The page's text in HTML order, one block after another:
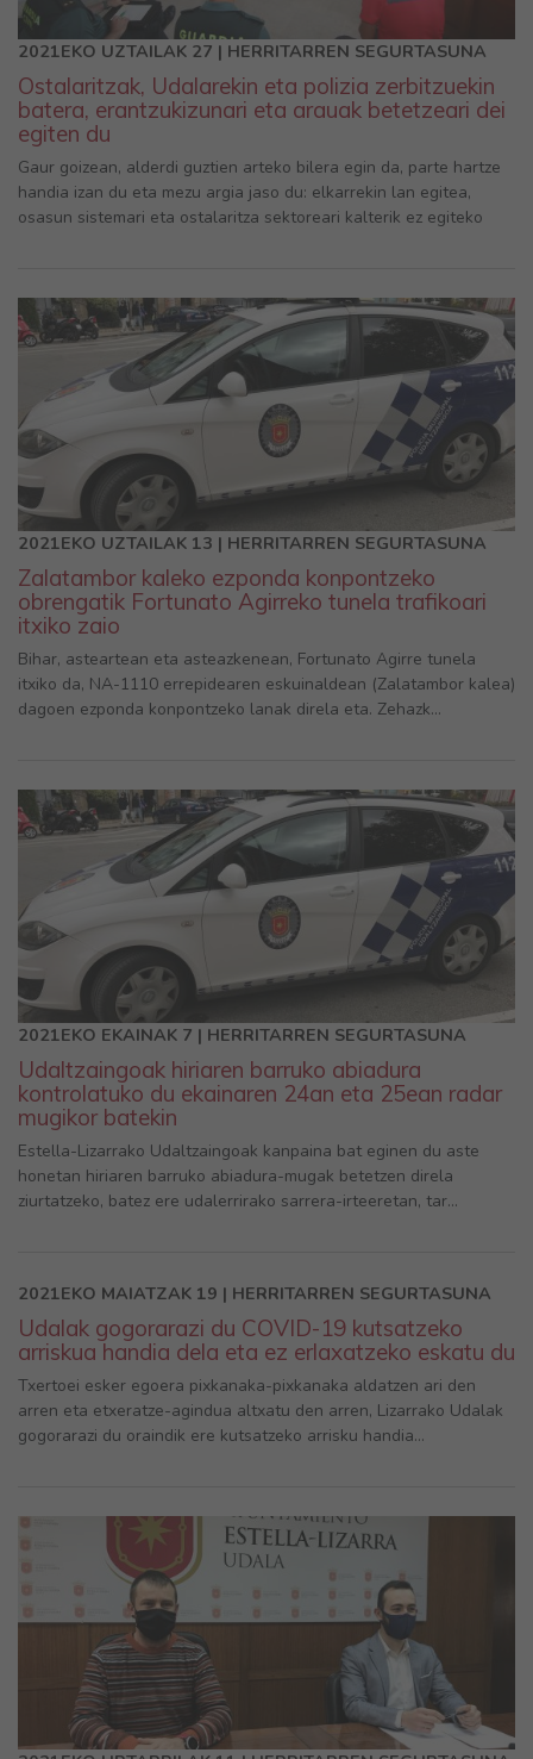
2021EKO UZTAILAK 27 | HERRITARREN SEGURTASUNA
Ostalaritzak, Udalarekin eta polizia zerbitzuekin
batera, erantzukizunari eta arauak betetzeari dei
egiten du
Gaur goizean, alderdi guztien arteko bilera egin da, parte hartze
handia izan du eta mezu argia jaso du: elkarrekin lan egitea,
osasun sistemari eta ostalaritza sektoreari kalterik ez egiteko
2021EKO UZTAILAK 13 | HERRITARREN SEGURTASUNA
Zalatambor kaleko ezponda konpontzeko
obrengatik Fortunato Agirreko tunela trafikoari
itxiko zaio
Bihar, asteartean eta asteazkenean, Fortunato Agirre tunela
itxiko da, NA-1110 errepidearen eskuinaldean (Zalatambor kalea)
dagoen ezponda konpontzeko lanak direla eta. Zehazk...
2021EKO EKAINAK 7 | HERRITARREN SEGURTASUNA
Udaltzaingoak hiriaren barruko abiadura
kontrolatuko du ekainaren 24an eta 25ean radar
mugikor batekin
Estella-Lizarrako Udaltzaingoak kanpaina bat eginen du aste
honetan hiriaren barruko abiadura-mugak betetzen direla
ziurtatzeko, batez ere udalerrirako sarrera-irteeretan, tar...
2021EKO MAIATZAK 19 | HERRITARREN SEGURTASUNA
Udalak gogorarazi du COVID-19 kutsatzeko
arriskua handia dela eta ez erlaxatzeko eskatu du
Txertoei esker egoera pixkanaka-pixkanaka aldatzen ari den
arren eta etxeratze-agindua altxatu den arren, Lizarrako Udalak
gogorarazi du oraindik ere kutsatzeko arrisku handia...